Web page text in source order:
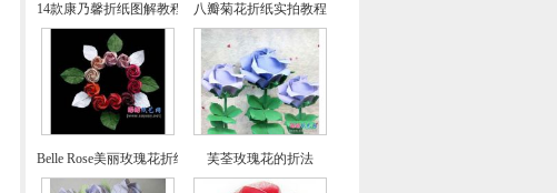
14款康乃馨折纸图解教程 八瓣菊花折纸实拍教程
Belle Rose美丽玫瑰花折纸教程芙荃玫瑰花的折法